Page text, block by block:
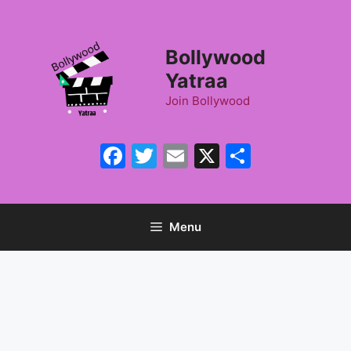
Bollywood
Yatraa
Join Bollywood
Facebook
Twitter
Email
X
Menu